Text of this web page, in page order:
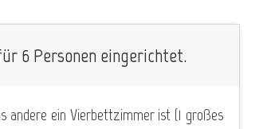
6 Personen eingerichtet.
andere ein Vierbettzimmer ist (1 großes